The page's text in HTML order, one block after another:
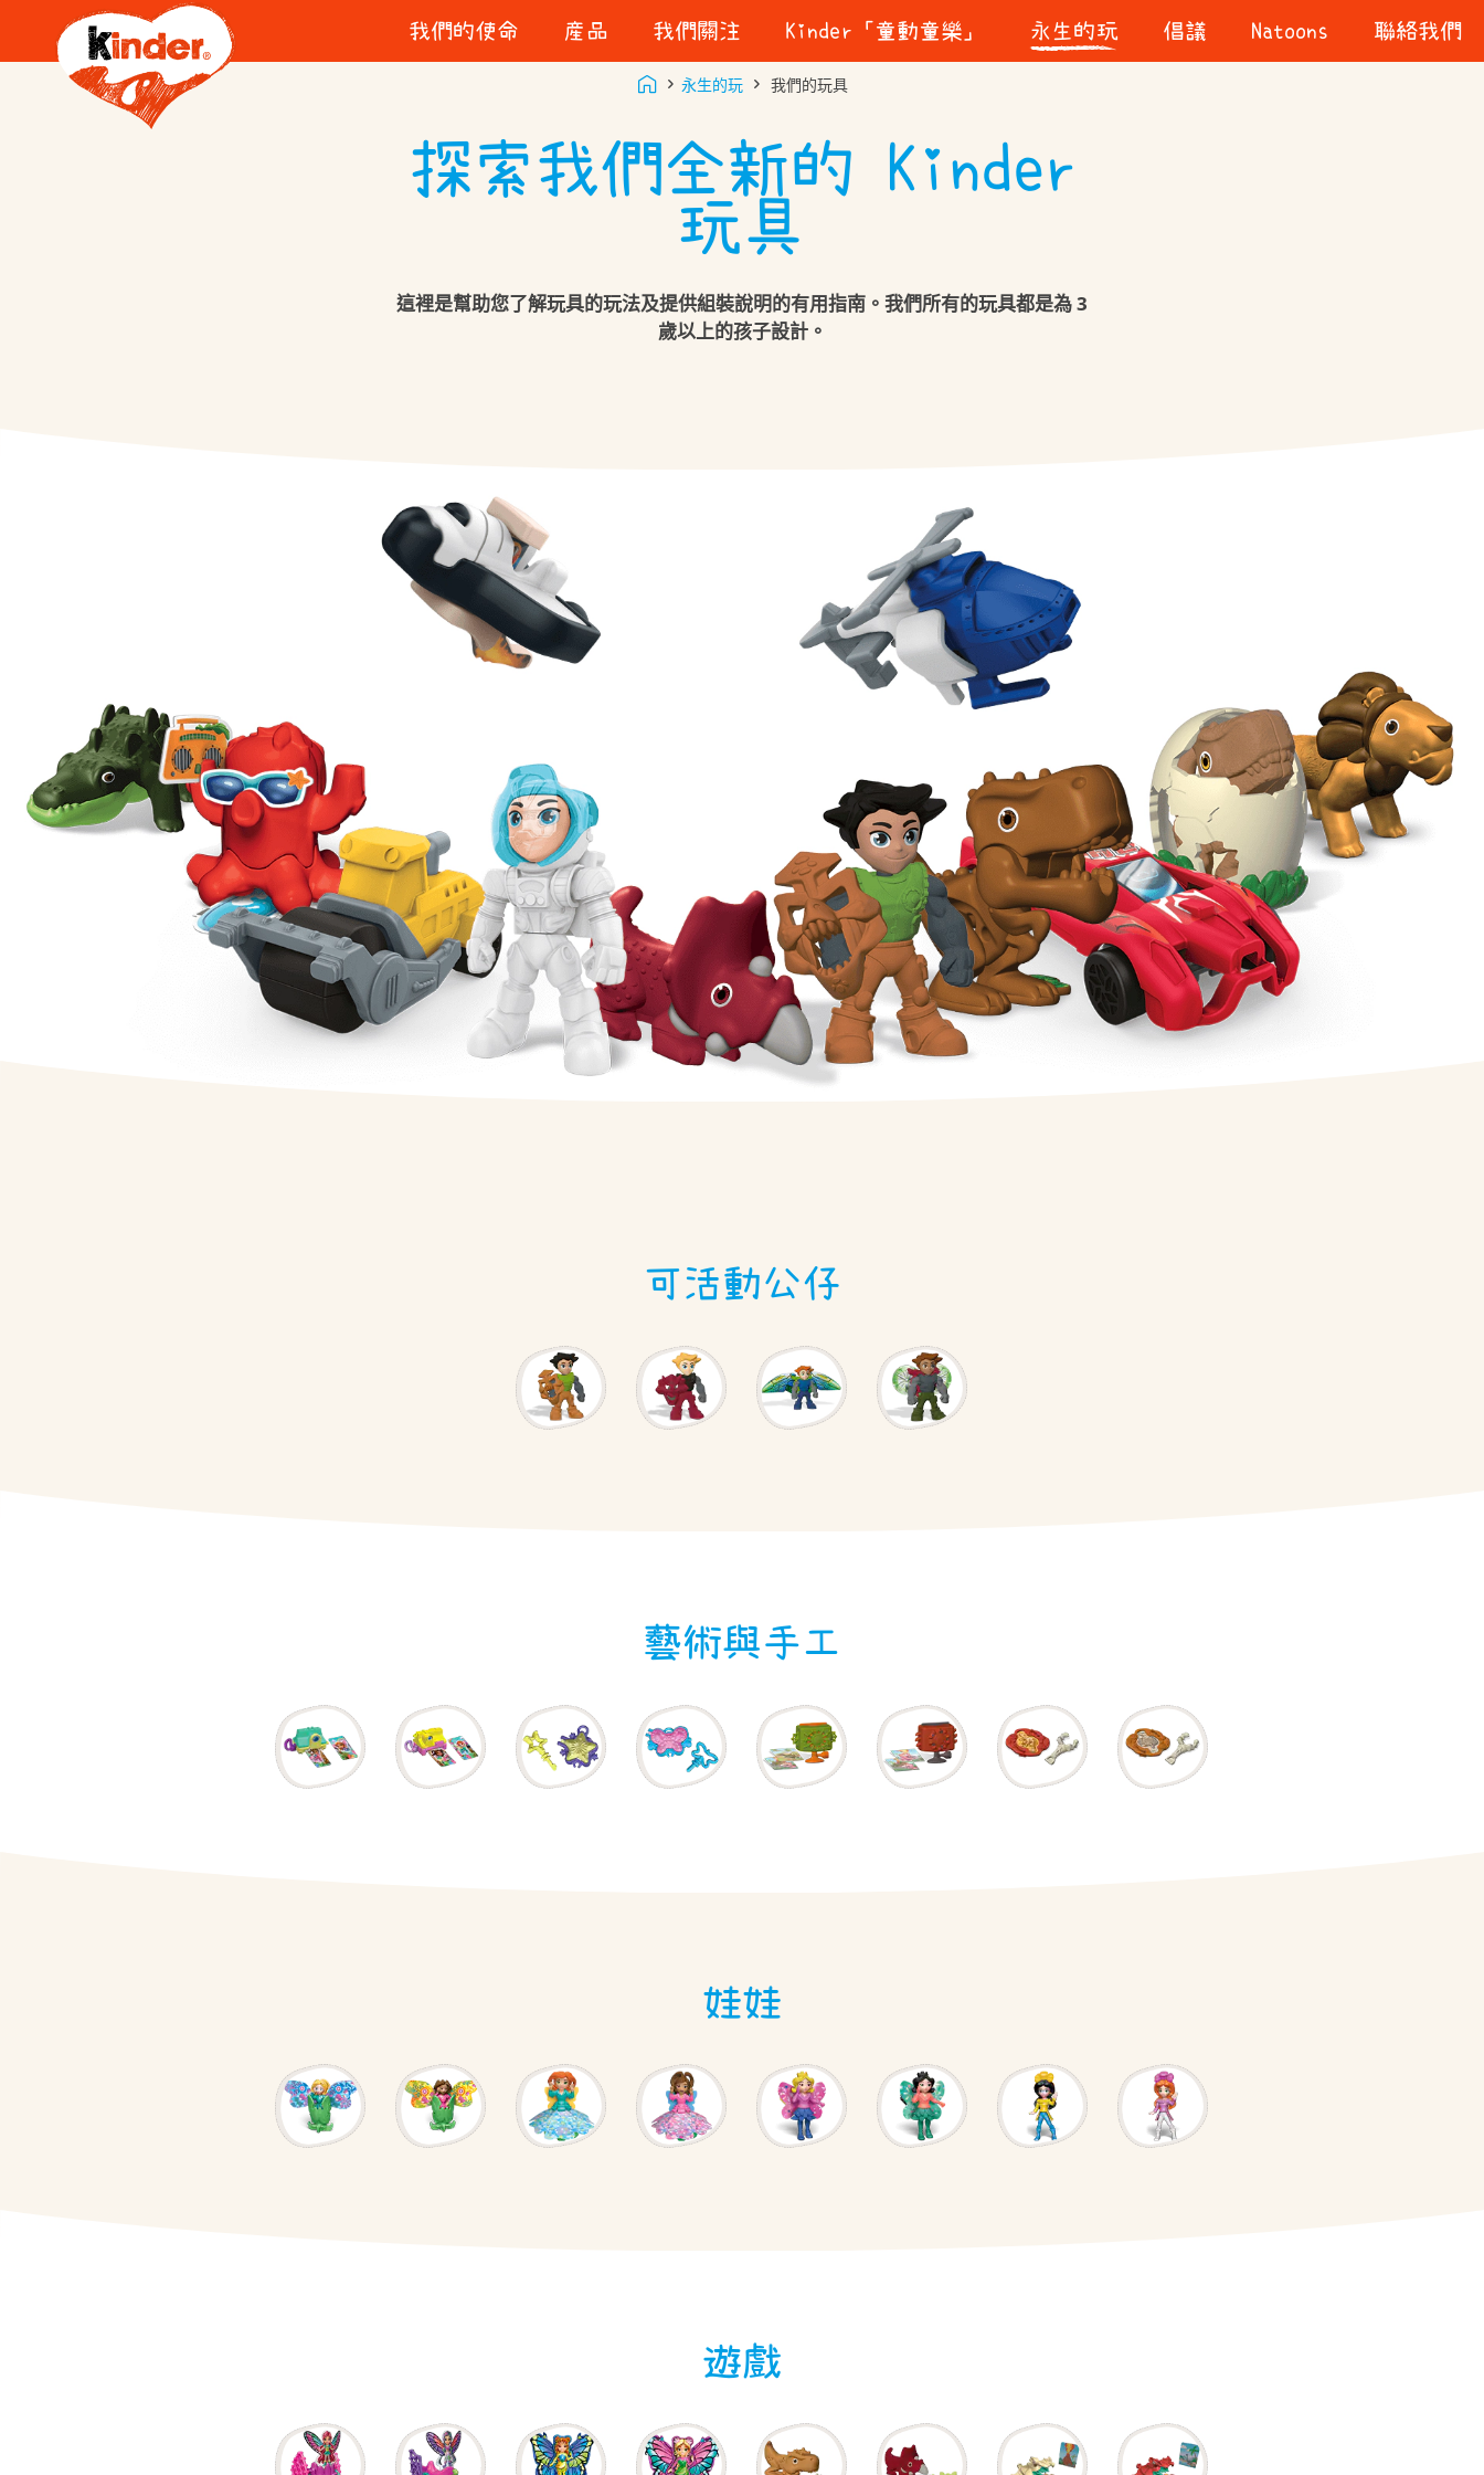
我們的使命 産品 我們關注
美味品質
玩樂的重要
責任採購
永續包裝
Kinder「童動童樂」 永生的玩 倡議 Natoons 聯絡我們
永生的玩 我們的玩具
探索我們全新的 Kinder
玩具
這裡是幫助您了解玩具的玩法及提供組裝說明的有用指南。我們所有的玩具都是為 3
歲以上的孩子設計。
可活動公仔
藝術與手工
娃娃
遊戲